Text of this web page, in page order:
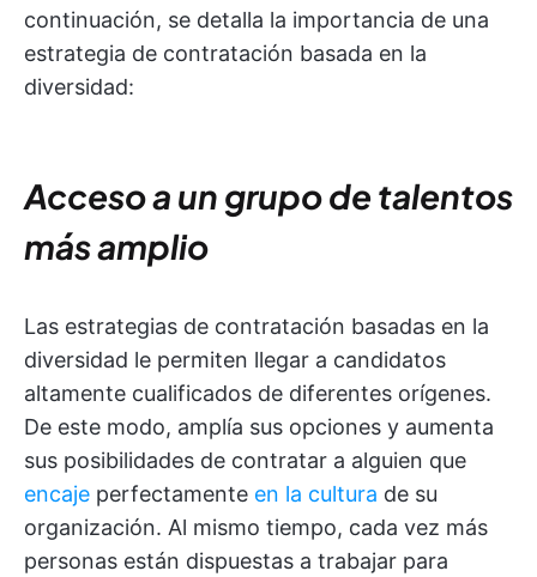
continuación, se detalla la importancia de una
estrategia de contratación basada en la
diversidad:
Acceso a un grupo de talentos
más amplio
Las estrategias de contratación basadas en la
diversidad le permiten llegar a candidatos
altamente cualificados de diferentes orígenes.
De este modo, amplía sus opciones y aumenta
sus posibilidades de contratar a alguien que
encaje perfectamente en la cultura de su
organización. Al mismo tiempo, cada vez más
personas están dispuestas a trabajar para